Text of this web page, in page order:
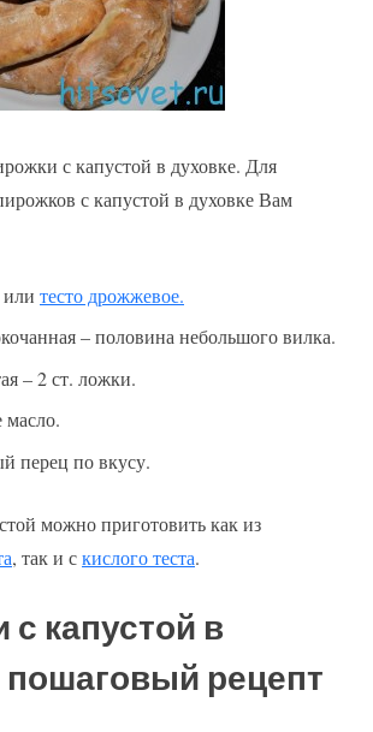
с капустой в духовке. Для
с капустой в духовке Вам
или тесто дрожжевое.
– половина небольшого вилка.
– 2 ст. ложки.
масло.
перец по вкусу.
можно приготовить как из
, так и скислого теста.
капустой в
пошаговый рецепт